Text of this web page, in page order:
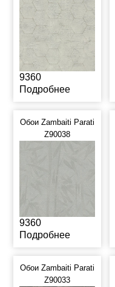
9360
Подробнее
Обои Zambaiti Parati
Z90038
9360
Подробнее
Обои Zambaiti Parati
Z90033